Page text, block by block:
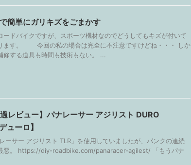
で簡単にガリキズをごまかす
ードバイクですが、スポーツ機材なのでどうしてもキズが付いて
ます。 今回の私の場合は完全に不注意ですけどね・・・ しか
修する道具も時間も技術もない。 ...
レビュー】パナレーサー アジリスト DURO
ューロ】
サー アジリスト TLR」を使用していましたが、パンクの連続
悪。 https://diy-roadbike.com/panaracer-agilest/ 「もうパナ